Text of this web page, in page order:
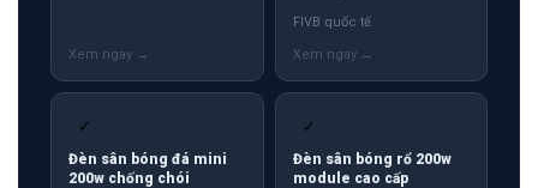
FIVB quốc tế
✓
Đèn sân bóng đá mini
200w chống chói
✓
Đèn sân bóng rổ 200w
module cao cấp